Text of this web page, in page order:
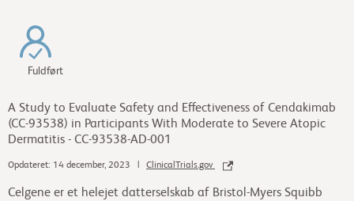
Fuldført
A Study to Evaluate Safety and Effectiveness of Cendakimab
(CC-93538) in Participants With Moderate to Severe Atopic
Dermatitis - CC-93538-AD-001
Opdateret: 14 december, 2023 | ClinicalTrials.gov
Celgene er et helejet datterselskab af Bristol-Myers Squibb